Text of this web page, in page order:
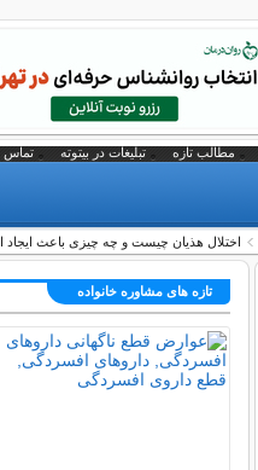
مطالب تازه تبلیغات در بیتوته تماس
اختلال هذیان چیست و چه چیزی باعث ایجاد
تازه های مشاوره خانواده